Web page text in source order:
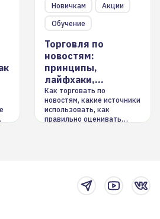
Новичкам
Акции
Обучение
Торговля по
новостям:
принципы,
лайфхаки,
инструменты
Как торговать по
новостям, какие источники
использовать, как
правильно оценивать